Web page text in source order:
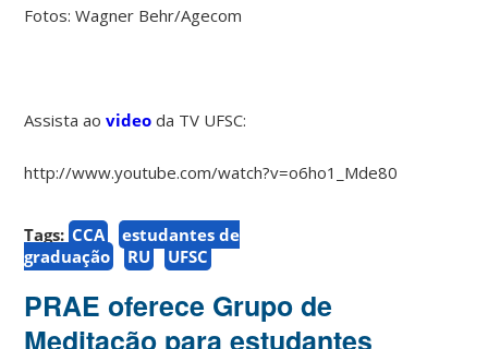
Fotos: Wagner Behr/Agecom
Assista aovideo da TV UFSC:
http://www.youtube.com/watch?v=o6ho1_Mde80
Tags: CCA
estudantes de
graduação
RU UFSC
PRAE oferece Grupo de
Meditação para estudantes